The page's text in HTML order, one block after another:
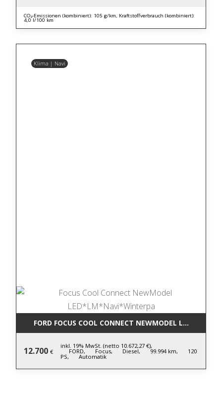
CO₂-Emissionen (kombiniert): 105 g/km, Kraftstoffverbrauch (kombiniert):
4,0 l/100 km
Klima | Navi
FORD FOCUS COOL CONNECT NEWMODEL
12.700 €
inkl. 19% MwSt. (netto 10.672,27 €),
FORD, Focus, Diesel, 99.994 km, 120
PS, Automatik